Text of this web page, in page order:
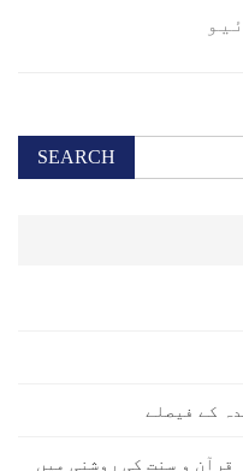
کے فیصلے
و سنت کی روشنی میں